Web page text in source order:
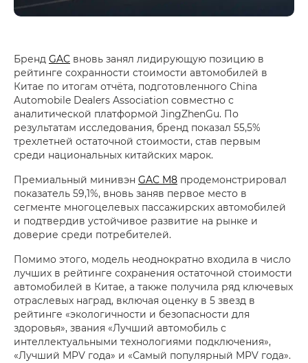
Бренд GAC вновь занял лидирующую позицию в
рейтинге сохранности стоимости автомобилей в
Китае по итогам отчёта, подготовленного China
Automobile Dealers Association совместно с
аналитической платформой JingZhenGu. По
результатам исследования, бренд показал 55,5%
трехлетней остаточной стоимости, став первым
среди национальных китайских марок.
Премиальный минивэн GAC M8 продемонстрировал
показатель 59,1%, вновь заняв первое место в
сегменте многоцелевых пассажирских автомобилей
и подтвердив устойчивое развитие на рынке и
доверие среди потребителей.
Помимо этого, модель неоднократно входила в число
лучших в рейтинге сохранения остаточной стоимости
автомобилей в Китае, а также получила ряд ключевых
отраслевых наград, включая оценку в 5 звезд в
рейтинге «экологичности и безопасности для
здоровья», звания «Лучший автомобиль с
интеллектуальными технологиями подключения»,
«Лучший MPV года» и «Самый популярный MPV года».